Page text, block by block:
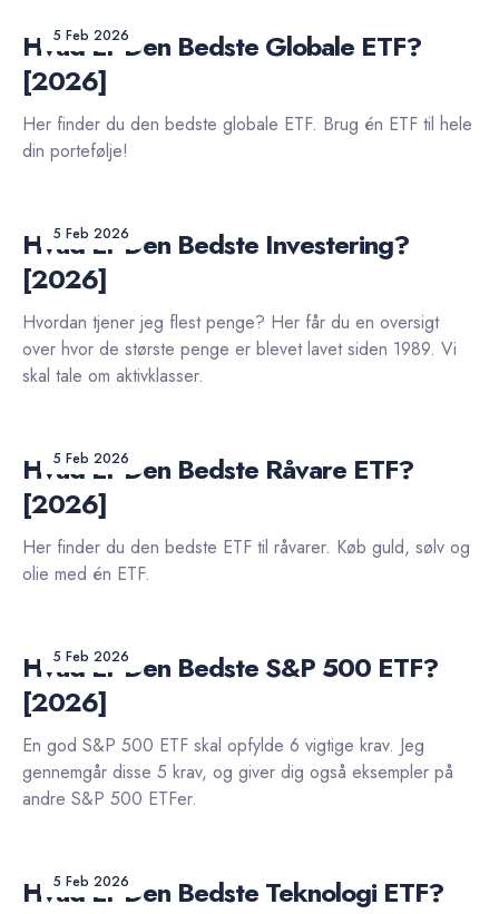
5 Feb 2026
Hvad Er Den Bedste Globale ETF?
[2026]
Her finder du den bedste globale ETF. Brug én ETF til hele
din portefølje!
5 Feb 2026
Hvad Er Den Bedste Investering?
[2026]
Hvordan tjener jeg flest penge? Her får du en oversigt
over hvor de største penge er blevet lavet siden 1989. Vi
skal tale om aktivklasser.
5 Feb 2026
Hvad Er Den Bedste Råvare ETF?
[2026]
Her finder du den bedste ETF til råvarer. Køb guld, sølv og
olie med én ETF.
5 Feb 2026
Hvad Er Den Bedste S&P 500 ETF?
[2026]
En god S&P 500 ETF skal opfylde 6 vigtige krav. Jeg
gennemgår disse 5 krav, og giver dig også eksempler på
andre S&P 500 ETFer.
5 Feb 2026
Hvad Er Den Bedste Teknologi ETF?